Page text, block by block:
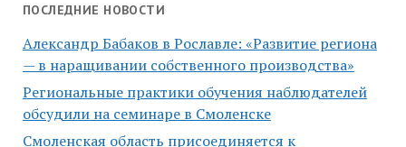
ПОСЛЕДНИЕ НОВОСТИ
Александр Бабаков в Рославле: «Развитие региона
— в наращивании собственного производства»
Региональные практики обучения наблюдателей
обсудили на семинаре в Смоленске
Смоленская область присоединяется к